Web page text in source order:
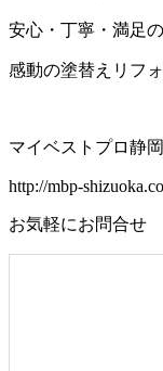
安心・丁寧・満足
感動の塗替えリフ
マイベストプロ静
http://mbp-
お気軽にお問合せ